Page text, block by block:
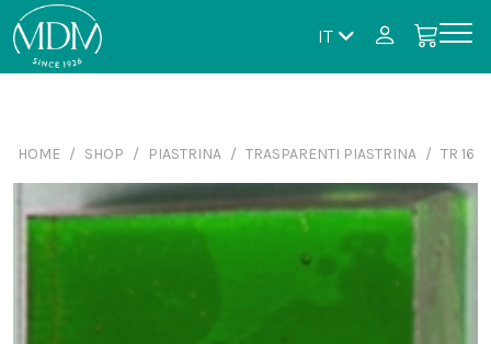
IT
HOME SHOP PIASTRINA TRASPARENTI PIASTRINA TR 16